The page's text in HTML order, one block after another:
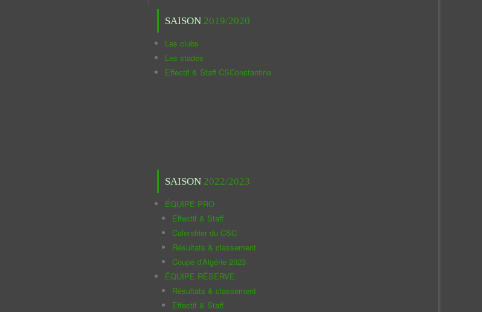
SAISON 2019/2020
Les clubs
Les stades
Effectif & Staff CSConstantine
SAISON 2022/2023
ÉQUIPE PRO
Effectif & Staff
Calendrier du CSC
Résultats & classement
Coupe d'Algérie 2023
ÉQUIPE RÉSERVE
Résultats & classement
Effectif & Staff